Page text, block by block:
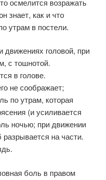
осмелится возражать
знает, как и что
утрам в постели.
головой, при
с тошнотой.
в голове.
не соображает;
по утрам, которая
(и усиливается
ночью; при движении
на части.
боль в правом